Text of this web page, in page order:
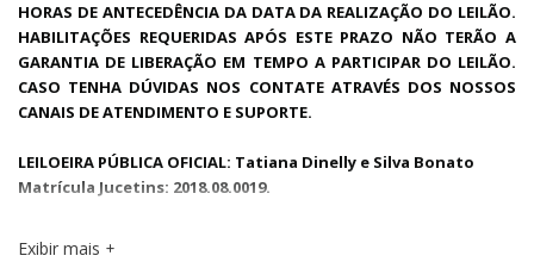
HORAS DE ANTECEDÊNCIA DA DATA DA REALIZAÇÃO DO LEILÃO.
HABILITAÇÕES REQUERIDAS APÓS ESTE PRAZO NÃO TERÃO A
GARANTIA DE LIBERAÇÃO EM TEMPO A PARTICIPAR DO LEILÃO.
CASO TENHA DÚVIDAS NOS CONTATE ATRAVÉS DOS NOSSOS
CANAIS DE ATENDIMENTO E SUPORTE.
LEILOEIRA PÚBLICA OFICIAL: Tatiana Dinelly e Silva Bonato
Matrícula Jucetins: 2018.08.0019.
Exibir mais